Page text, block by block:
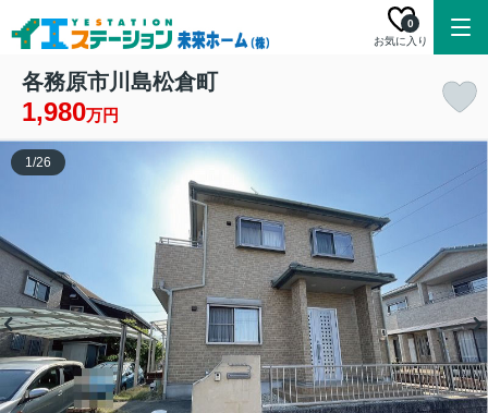
お気に入り
0
各務原市川島松倉町
1,980万円
1/26